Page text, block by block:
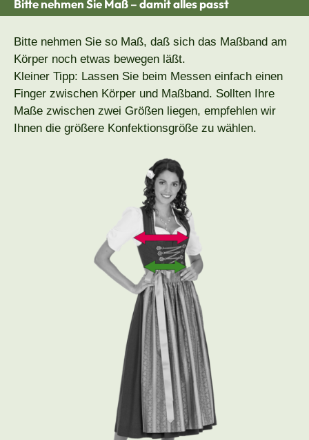
Bitte nehmen Sie Maß – damit alles passt
Bitte nehmen Sie so Maß, daß sich das Maßband am
Körper noch etwas bewegen läßt.
Kleiner Tipp: Lassen Sie beim Messen einfach einen
Finger zwischen Körper und Maßband. Sollten Ihre
Maße zwischen zwei Größen liegen, empfehlen wir
Ihnen die größere Konfektionsgröße zu wählen.